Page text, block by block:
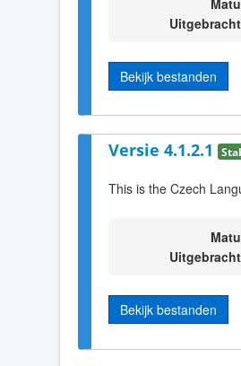
Bekijk bestanden
Versie 4.1.2.1
This is the Czech
Bekijk bestanden